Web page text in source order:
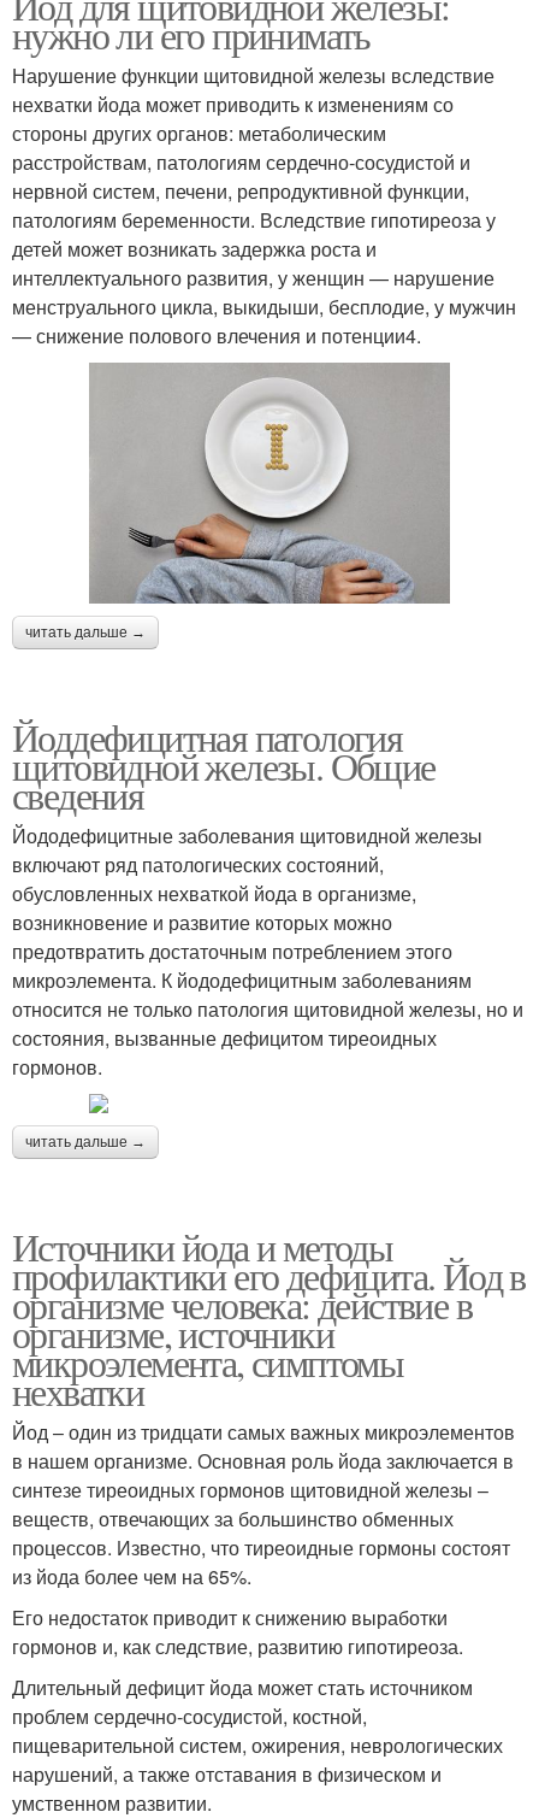
нужно ли его принимать
Нарушение функции щитовидной железы вследствие
нехватки йода может приводить к изменениям со
стороны других органов: метаболическим
расстройствам, патологиям сердечно-сосудистой и
нервной систем, печени, репродуктивной функции,
патологиям беременности. Вследствие гипотиреоза у
детей может возникать задержка роста и
интеллектуального развития, у женщин — нарушение
менструального цикла, выкидыши, бесплодие, у мужчин
— снижение полового влечения и потенции4.
читать дальше →
Йоддефицитная патология
щитовидной железы. Общие
сведения
Йододефицитные заболевания щитовидной железы
включают ряд патологических состояний,
обусловленных нехваткой йода в организме,
возникновение и развитие которых можно
предотвратить достаточным потреблением этого
микроэлемента. К йододефицитным заболеваниям
относится не только патология щитовидной железы, но и
состояния, вызванные дефицитом тиреоидных
гормонов.
читать дальше →
Источники йода и методы
профилактики его дефицита. Йод в
организме человека: действие в
организме, источники
микроэлемента, симптомы
нехватки
Йод – один из тридцати самых важных микроэлементов
в нашем организме. Основная роль йода заключается в
синтезе тиреоидных гормонов щитовидной железы –
веществ, отвечающих за большинство обменных
процессов. Известно, что тиреоидные гормоны состоят
из йода более чем на 65%.
Его недостаток приводит к снижению выработки
гормонов и, как следствие, развитию гипотиреоза.
Длительный дефицит йода может стать источником
проблем сердечно-сосудистой, костной,
пищеварительной систем, ожирения, неврологических
нарушений, а также отставания в физическом и
умственном развитии.